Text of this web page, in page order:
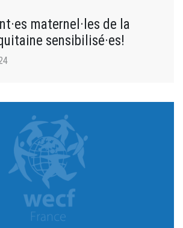
maternel·les de la
sensibilisé·es!